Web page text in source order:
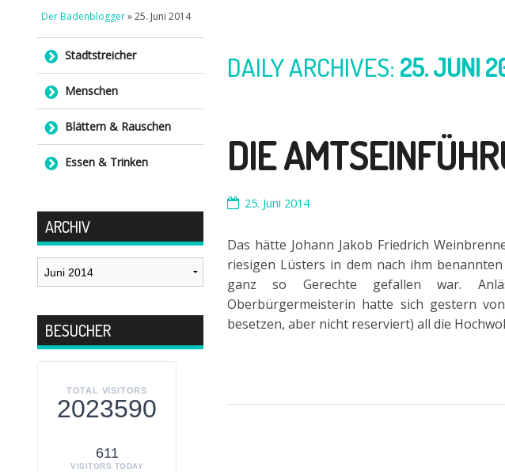
Der Badenblogger» 25. Juni 2014
DAILY ARCHIVES: 25. JUNI
DIE
25. Juni 2014
Das hätte Johann Jakob Friedrich
riesigen Lüsters in dem nach ihm
ganz so Gerechte gefallen war.
Oberbürgermeisterin hatte sich gestern
besetzen, aber nicht reserviert) all die
Stadtstreicher
Menschen
Blättern & Rauschen
Essen & Trinken
ARCHIV
Archiv
BESUCHER
TOTAL VISITORS
2023590
611
VISITORS TODAY